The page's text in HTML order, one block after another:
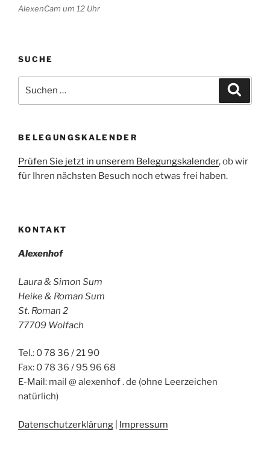
AlexenCam um 12 Uhr
SUCHE
nach:
BELEGUNGSKALENDER
Prüfen Sie jetzt in unserem Belegungskalender, ob wir
für Ihren nächsten Besuch noch etwas frei haben.
KONTAKT
Alexenhof
Laura & Simon Sum
Heike & Roman Sum
St. Roman 2
77709 Wolfach
Tel.: 0 78 36 / 21 90
Fax: 0 78 36 / 95 96 68
E-Mail: mail @ alexenhof . de (ohne Leerzeichen
natürlich)
Datenschutzerklärung Impressum